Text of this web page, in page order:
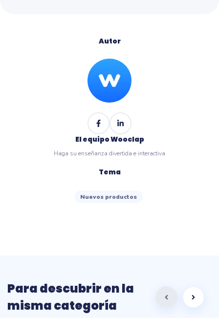
Autor
El equipo Wooclap
Haga su enseñanza divertida e interactiva
Tema
Nuevos productos
Para descubrir en la
misma categoría